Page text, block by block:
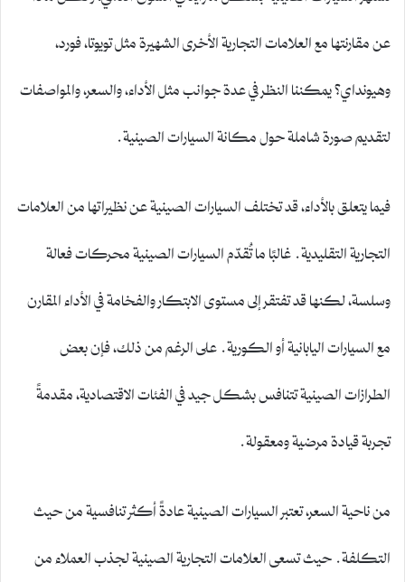
عن مقارنتها مع العلامات التجارية الأخرى الشهيرة مثل تويوتا، فورد،
وهيونداي؟ يمكننا النظر في عدة جوانب مثل الأداء، والسعر، والمواصفات
لتقديم صورة شاملة حول مكانة السيارات الصينية.
فيما يتعلق بالأداء، قد تختلف السيارات الصينية عن نظيراتها من العلامات
التجارية التقليدية. غالبًا ما تُقدّم السيارات الصينية محركات فعالة
وسلسة، لكنها قد تفتقر إلى مستوى الابتكار والفخامة في الأداء المقارن
مع السيارات اليابانية أو الكورية. على الرغم من ذلك، فإن بعض
الطرازات الصينية تتنافس بشكل جيد في الفئات الاقتصادية، مقدمةً
تجربة قيادة مرضية ومعقولة.
من ناحية السعر، تعتبر السيارات الصينية عادةً أكثر تنافسية من حيث
التكلفة. حيث تسعى العلامات التجارية الصينية لجذب العملاء من